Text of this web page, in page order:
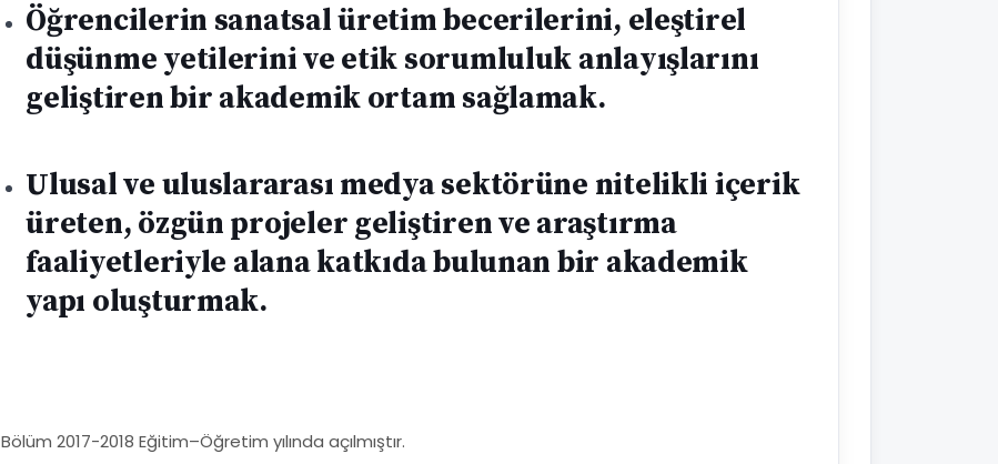
Öğrencilerin sanatsal üretim becerilerini, eleştirel
düşünme yetilerini ve etik sorumluluk anlayışlarını
geliştiren bir akademik ortam sağlamak.
Ulusal ve uluslararası medya sektörüne nitelikli içerik
üreten, özgün projeler geliştiren ve araştırma
faaliyetleriyle alana katkıda bulunan bir akademik
yapı oluşturmak.
Bölüm 2017-2018 Eğitim–Öğretim yılında açılmıştır.